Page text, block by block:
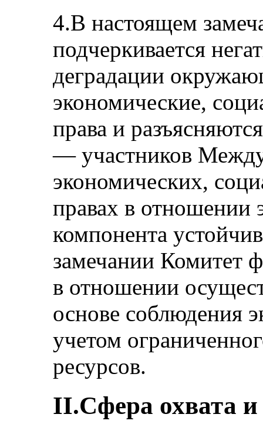
4.В настоящем
подчеркивается
деградации
экономические,
права и
— участников
экономических,
правах в отношении
компонента
замечании Комитет
в отношении
основе соблюдения
учетом
ресурсов.
II.Сфера охвата и